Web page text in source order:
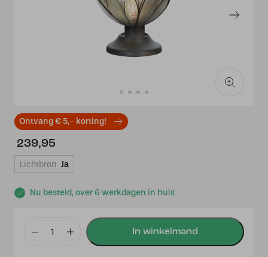
Ontvang € 5,- korting!
Nu besteld, over 6 werkdagen in huis
239,95
Lichtbron Ja
Tiffany